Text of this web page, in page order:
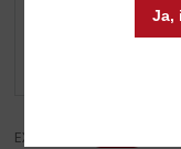
Ja,
Schrijf een review
EXCL. BTW